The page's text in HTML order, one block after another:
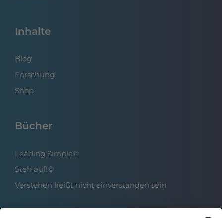
Inhalte
Blog
Forschung
Shop
Bücher
Leading Simple©
Steh auf!©
Verstehen heißt nicht einverstanden sein